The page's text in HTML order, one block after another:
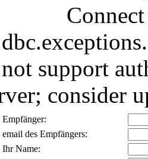
support
consider
Empfänger:
email des Empfängers:
Ihr Name: